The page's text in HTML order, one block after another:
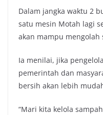
Dalam jangka waktu 2
satu mesin Motah lagi
akan mampu
Ia menilai, jika
pemerintah dan
bersih akan lebih
“Mari kita kelola